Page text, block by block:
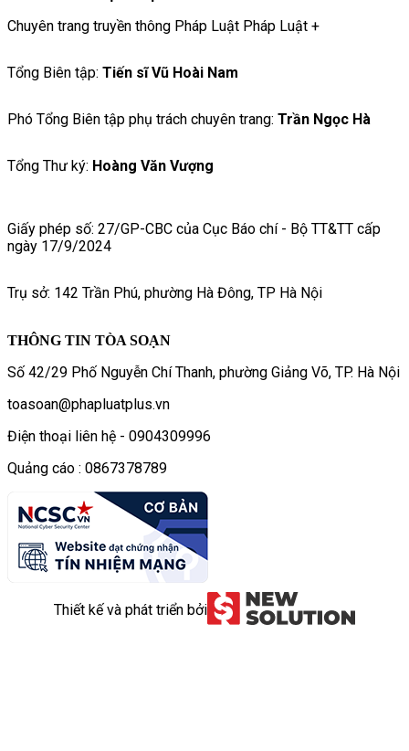
Chuyên trang truyền thông Pháp Luật Pháp Luật +
Tổng Biên tập: Tiến sĩ Vũ Hoài Nam
Phó Tổng Biên tập phụ trách chuyên trang: Trần Ngọc Hà
Tổng Thư ký: Hoàng Văn Vượng
Giấy phép số: 27/GP-CBC của Cục Báo chí - Bộ TT&TT cấp
ngày 17/9/2024
Trụ sở: 142 Trần Phú, phường Hà Đông, TP Hà Nội
THÔNG TIN TÒA SOẠN
Số 42/29 Phố Nguyễn Chí Thanh, phường Giảng Võ, TP. Hà Nội
toasoan@phapluatplus.vn
Điện thoại liên hệ - 0904309996
Quảng cáo : 0867378789
Thiết kế và phát triển bởi